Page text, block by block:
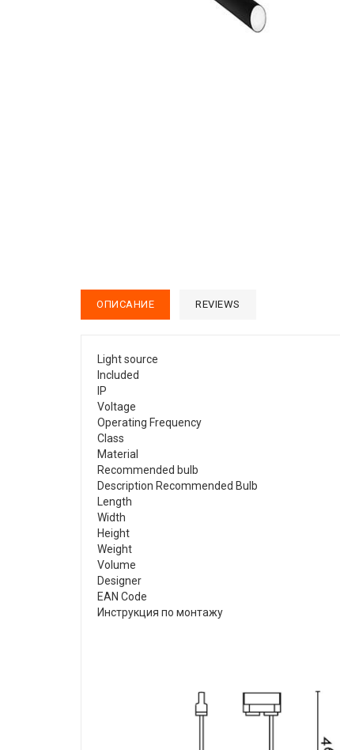
ОПИСАНИЕ REVIEWS
Light source
Included
IP
Voltage
Operating Frequency
Class
Material
Recommended bulb
Description Recommended Bulb
Length
Width
Height
Weight
Volume
Designer
EAN Code
Инструкция по монтажу